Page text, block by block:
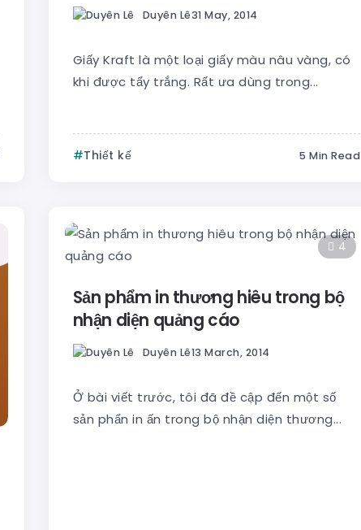
Duyên Lê31 May, 2014
Giấy Kraft là một loại giấy màu nâu vàng, có
khi được tẩy trắng. Rất ưa dùng trong...
Thiết kế 5 Min Read
4
Sản phẩm in thương hiêu trong bộ
nhận diện quảng cáo
Duyên Lê13 March, 2014
Ở bài viết trước, tôi đã đề cập đến một số
sản phẩn in ấn trong bộ nhận diện thương...